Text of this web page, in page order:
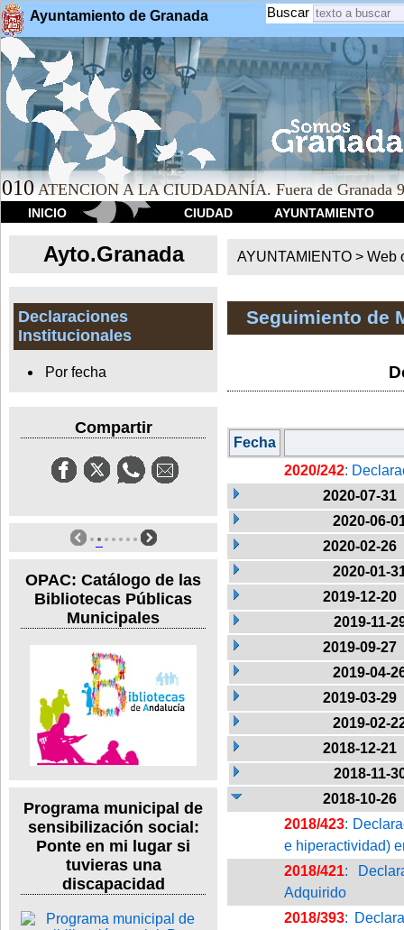
Ayuntamiento de Granada Buscar
010 ATENCION A LA CIUDADANÍA. Fuera de Granada
INICIO CIUDAD AYUNTAMIENTO
Ayto.Granada
Declaraciones
Institucionales
Por fecha
Compartir
OPAC: Catálogo de las
Bibliotecas Públicas
Municipales
Programa municipal de
sensibilización social:
Ponte en mi lugar si
tuvieras una
discapacidad
AYUNTAMIENTO > Web
Seguimiento de
Fecha
2020/242:
2020-07-31
2020-06-
2020-02-26
2020-01-
2019-12-20
2019-11-
2019-09-27
2019-04-
2019-03-29
2019-02-
2018-12-21
2018-11-
2018-10-26
2018/423:
e hiperactividad)
2018/421:
Adquirido
2018/393: